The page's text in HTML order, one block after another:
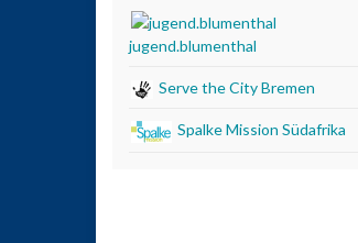
jugend.blumenthal
Serve the City Bremen
Spalke Mission Südafrika